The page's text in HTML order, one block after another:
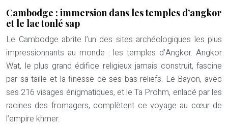
Cambodge : immersion dans les temples d’angkor
et le lac tonlé sap
Le Cambodge abrite l’un des sites archéologiques les plus
impressionnants au monde : les temples d’Angkor. Angkor
Wat, le plus grand édifice religieux jamais construit, fascine
par sa taille et la finesse de ses bas-reliefs. Le Bayon, avec
ses 216 visages énigmatiques, et le Ta Prohm, enlacé par les
racines des fromagers, complètent ce voyage au cœur de
l’empire khmer.